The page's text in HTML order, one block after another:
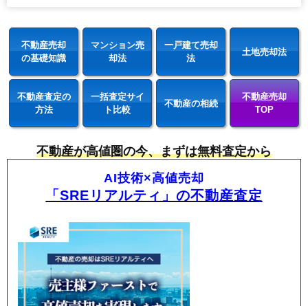
不動産売却
の基礎知識
マンション売
却法
一戸建て売却
法
土地売却法
不動産査定の
方法
一括査定サイ
ト比較
不動産の相続
不動産売却
TOP
不動産が高値圏の今、まずは無料査定から
AI技術×高値売却
「SREリアルティ」の不動産査定